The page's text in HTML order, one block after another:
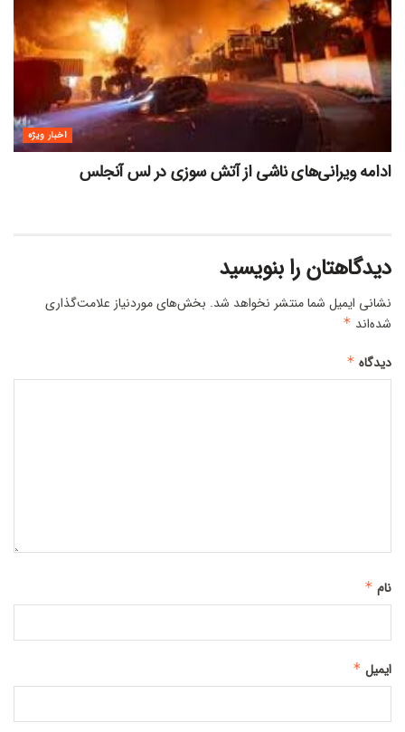
اخبار ویژه
ادامه ویرانی‌های ناشی از آتش سوزی در لس آنجلس
دیدگاهتان را بنویسید
نشانی ایمیل شما منتشر نخواهد شد. بخش‌های موردنیاز علامت‌گذاری
شده‌اند *
دیدگاه *
نام *
ایمیل *